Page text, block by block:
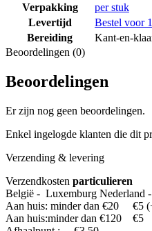
Verpakking
per stuk
Levertijd
Bestel voor
Bereiding
Kant-en-
Beoordelingen (0)
Beoordelingen
Er zijn nog geen beoordelingen.
Enkel ingelogde klanten die dit
Verzending & levering
Verzendkosten particulieren
België - Luxemburg Nederland
Aan huis: minder dan €20 €5
Aan huis:minder dan €120 €5